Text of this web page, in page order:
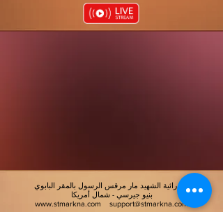
كاتدرائية الشهيد مار مرقس الرسول بالمقر البابوي
بنيو جيرسي - شمال أمريكا
www.stmarkna.com
support@stmarkna.com